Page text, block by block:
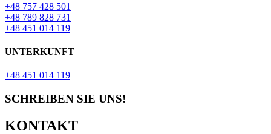
+48 757 428 501
+48 789 828 731
+48 451 014 119
UNTERKUNFT
+48 451 014 119
SCHREIBEN SIE UNS!
KONTAKT